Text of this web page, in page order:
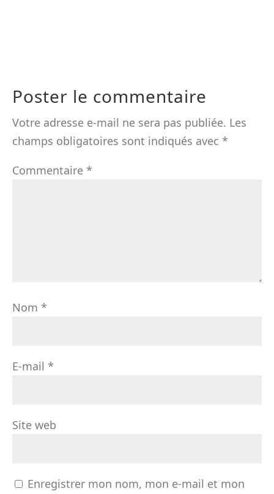
Poster le commentaire
Votre adresse e-mail ne sera pas publiée. Les
champs obligatoires sont indiqués avec *
Commentaire *
Nom *
E-mail *
Site web
Enregistrer mon nom, mon e-mail et mon